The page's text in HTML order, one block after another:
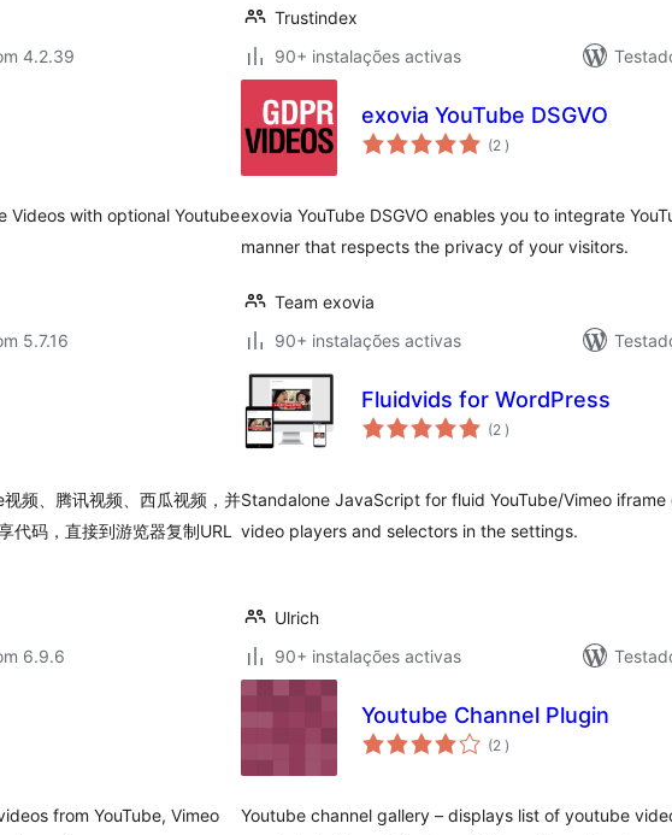
4.2.39
Trustindex
90+ instalações activas
Videos with optional Youtube
5.7.16
exovia YouTube DSGVO
(2 classificações
)
exovia YouTube DSGVO enables you to integrate
manner that respects the privacy of your visitors.
Team exovia
90+ instalações activas
频、腾讯视频、西瓜视频，并
代码，直接到游览器复制URL
6.9.6
Fluidvids for WordPress
(2 classificações
)
Standalone JavaScript for fluid YouTube/Vimeo
video players and selectors in the settings.
Ulrich
90+ instalações activas
from YouTube, Vimeo
Youtube Channel Plugin
(2 classificações
)
Youtube channel gallery – displays list of youtube